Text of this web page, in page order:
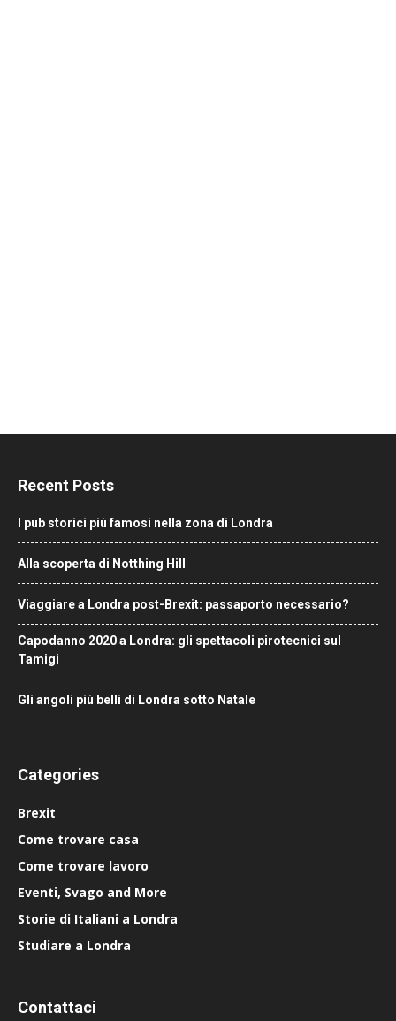
Recent Posts
I pub storici più famosi nella zona di Londra
Alla scoperta di Notthing Hill
Viaggiare a Londra post-Brexit: passaporto necessario?
Capodanno 2020 a Londra: gli spettacoli pirotecnici sul
Tamigi
Gli angoli più belli di Londra sotto Natale
Categories
Brexit
Come trovare casa
Come trovare lavoro
Eventi, Svago and More
Storie di Italiani a Londra
Studiare a Londra
Contattaci